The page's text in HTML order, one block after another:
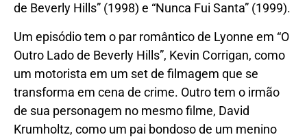
de Beverly Hills” (1998) e “Nunca Fui Santa” (1999).
Um episódio tem o par romântico de Lyonne em “O
Outro Lado de Beverly Hills”, Kevin Corrigan, como
um motorista em um set de filmagem que se
transforma em cena de crime. Outro tem o irmão
de sua personagem no mesmo filme, David
Krumholtz, como um pai bondoso de um menino